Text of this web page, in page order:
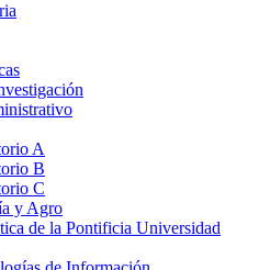
A
B
C
y Agro
de la Pontificia Universidad